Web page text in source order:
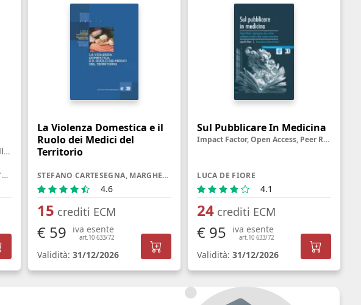
Come Comunicare nell'ambito della Salute oggi
ALESSANDRO GALLO, MARIA VITTORIA VERGA FALZACAPPA, GIULIA RANCATI
La Violenza Domestica e il
Ruolo dei Medici del
Territorio
STEFANO CARTESEGNA, MARGHERITA SARACENO
4.6
15 crediti ECM
€ 59 iva esente
art.10 633/72
Validità:31/12/2026
Sul Pubblicare In Medicina
Impact Factor, Open Access, Peer Review, Predatory Journal e altre creature misteriose
LUCA DE FIORE
4.1
24 crediti ECM
€ 95 iva esente
art.10 633/72
Validità:31/12/2026